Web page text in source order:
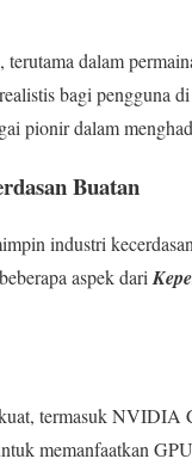
dalam
bagi pengguna
pionir dalam
Buatan
industri
aspek dari
termasuk
memanfaatkan